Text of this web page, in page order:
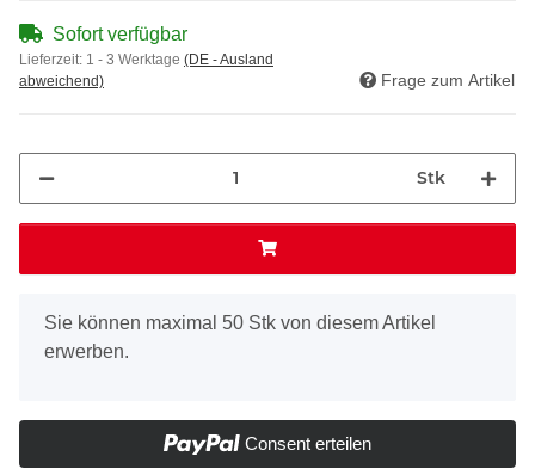
Sofort verfügbar
Lieferzeit: 1 - 3 Werktage (DE - Ausland
abweichend)
Frage zum Artikel
Stk
x
Sie können maximal 50 Stk von diesem Artikel
erwerben.
Consent erteilen